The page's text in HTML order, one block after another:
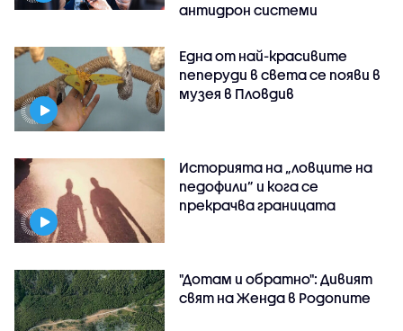
антидрон системи
Една от най-красивите
пеперуди в света се появи в
музея в Пловдив
Историята на „ловците на
педофили” и кога се
прекрачва границата
"Дотам и обратно": Дивият
свят на Женда в Родопите